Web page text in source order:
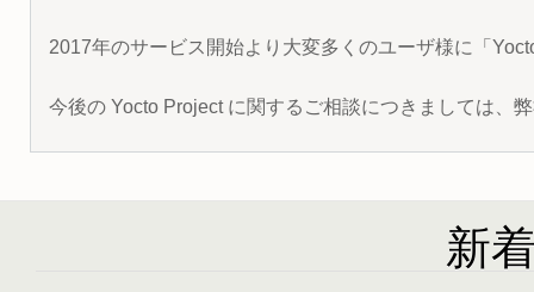
2017年のサービス開始より大変多くのユーザ様に「
今後の Yocto Project に関するご相談につきましては、
新